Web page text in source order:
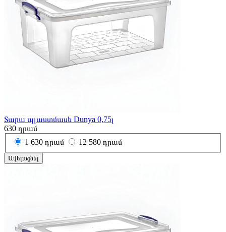
Տարա պլաստմասե Dunya 0,75լ
630 դրամ
1 630 դրամ 12 580 դրամ
Ավելացնել